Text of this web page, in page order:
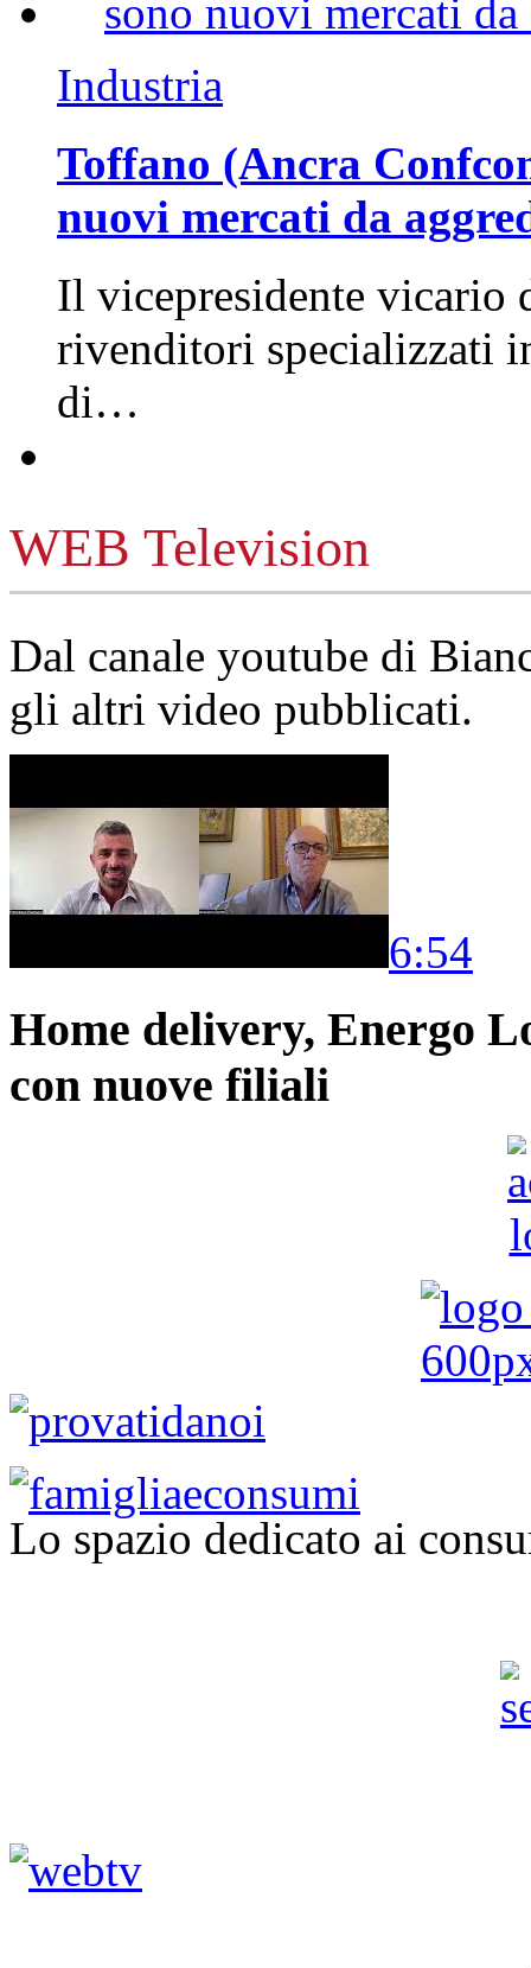
Industria
Toffano (Ancra
nuovi mercati da
Il vicepresidente vicario
rivenditori specializzati
di…
WEB Television
Dal canale youtube di
gli altri video pubblicati.
6:54
Home delivery, Energo
con nuove filiali
Lo spazio dedicato ai